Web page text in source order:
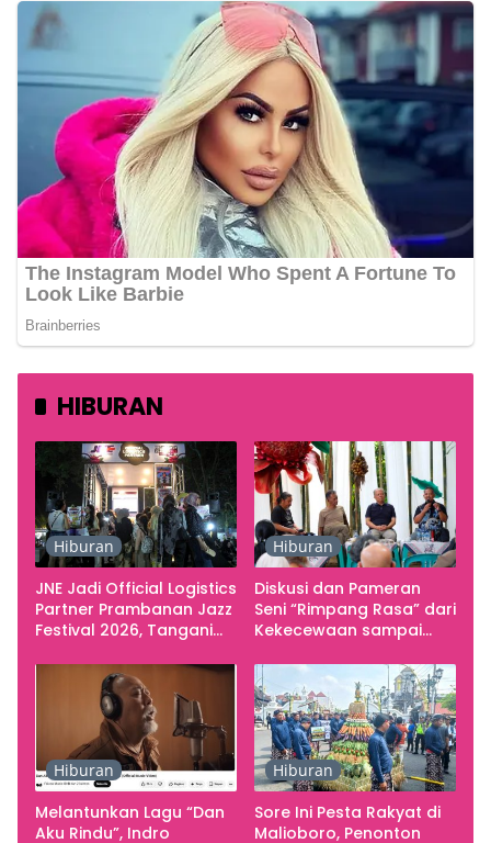
HIBURAN
Hiburan
JNE Jadi Official Logistics
Partner Prambanan Jazz
Festival 2026, Tangani
Kebutuhan Konser
Hiburan
Diskusi dan Pameran
Seni “Rimpang Rasa” dari
Kekecewaan sampai
Yogyakarta sebagai
Pusat Pergerakan Seni
Rupa Indonesia
Hiburan
Melantunkan Lagu “Dan
Aku Rindu”, Indro
Hiburan
Sore Ini Pesta Rakyat di
Malioboro, Penonton